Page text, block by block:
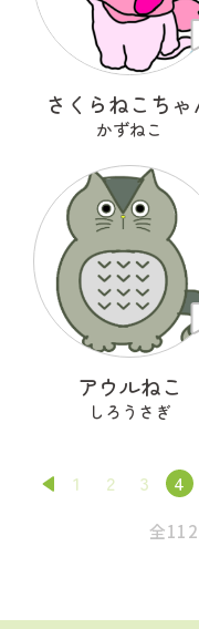
さくらねこちゃ
かずねこ
アウルねこ
しろうさぎ
1 2 3 4
全